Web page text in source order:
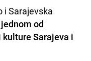
i Sarajevska
od
Sarajeva i